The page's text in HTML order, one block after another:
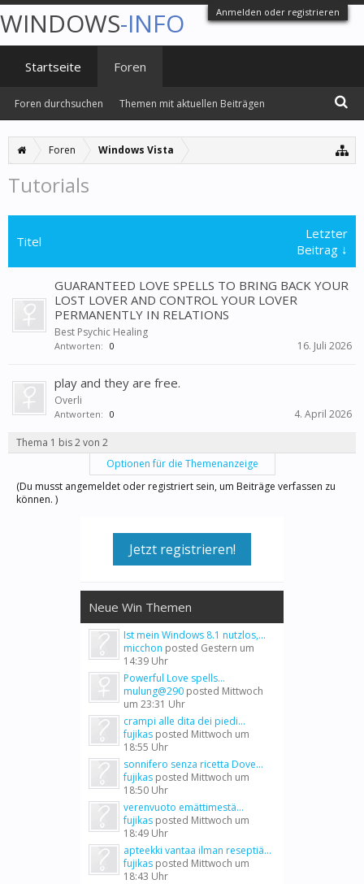
Anmelden oder registrieren
Foren Windows Vista
Tutorials
Titel
Letzter
Beitrag ↓
GUARANTEED LOVE SPELLS TO BRING BACK YOUR
LOST LOVER AND CONTROL YOUR LOVER
PERMANENTLY IN RELATIONS
Best Psychic Healing
Antworten: 0 16. Juli 2026
play and they are free.
Overli
Antworten: 0 4. April 2026
Thema 1 bis 2 von 2
Optionen für die Themenanzeige
(Du musst angemeldet oder registriert sein, um Beiträge verfassen zu
können. )
Jetzt registrieren!
Neue Win Themen
Ist mein Windows 8.1 nutzlos,...
micchon posted Gestern um
14:39 Uhr
Powerful Love spells...
mulung@290 posted Mittwoch
um 23:31 Uhr
crampi alle dita dei piedi...
fujikas posted Mittwoch um
18:55 Uhr
sonnifero senza ricetta Dove...
fujikas posted Mittwoch um
18:50 Uhr
verenvuoto emättimestä...
fujikas posted Mittwoch um
18:49 Uhr
apteekki vantaa ilman reseptiä...
fujikas posted Mittwoch um
18:43 Uhr
WINDOWS-INFO
Startseite Foren
Foren durchsuchen Themen mit aktuellen Beiträgen